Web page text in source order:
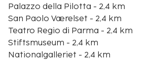
Palazzo della Pilotta - 2,4 km
San Paolo Værelset - 2,4 km
Teatro Regio di Parma - 2,4 km
Stiftsmuseum - 2,4 km
Nationalgalleriet - 2,4 km